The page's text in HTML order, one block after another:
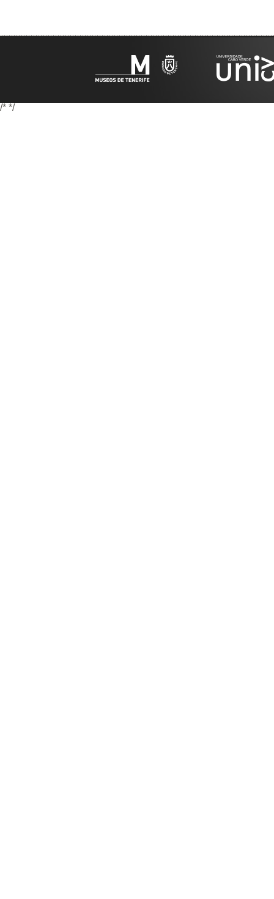
/* */